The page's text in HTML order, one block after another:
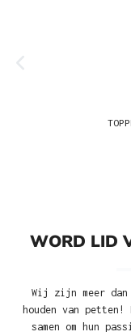
WORD LID
Wij zijn meer
houden van petten!
samen om hun